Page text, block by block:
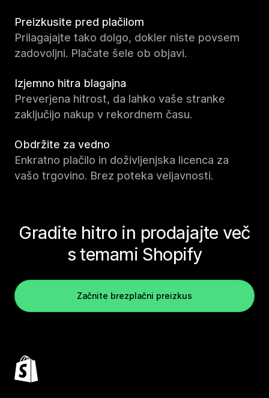
Preizkusite pred plačilom
Prilagajajte tako dolgo, dokler niste povsem
zadovoljni. Plačate šele ob objavi.
Izjemno hitra blagajna
Preverjena hitrost, da lahko vaše stranke
zaključijo nakup v rekordnem času.
Obdržite za vedno
Enkratno plačilo in doživljenjska licenca za
vašo trgovino. Brez poteka veljavnosti.
Gradite hitro in prodajajte več
s temami Shopify
Začnite brezplačni preizkus